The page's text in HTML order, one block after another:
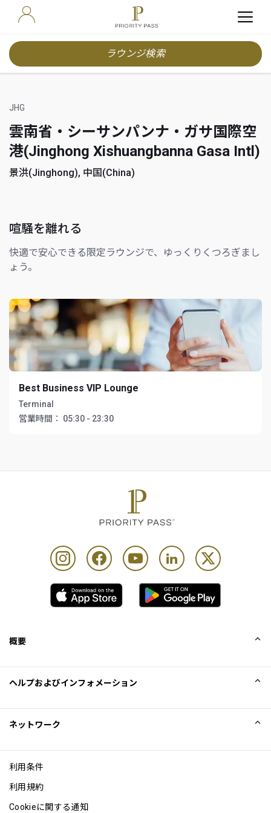
ラウンジ検索
JHG
雲南省・シーサンパンナ・ガサ国際空
港(Jinghong Xishuangbanna Gasa Intl)
景洪(Jinghong), 中国(China)
喧騒を離れる
快適で安心できる限定ラウンジで、ゆっくりくつろぎまし
ょう。
Best Business VIP Lounge
Terminal
営業時間：
05:30 - 23:30
概要
Excellence Awards
ブログ
ヘルプおよびインフォメーション
ネットワーク
利用条件
利用規約
Cookieに関する通知